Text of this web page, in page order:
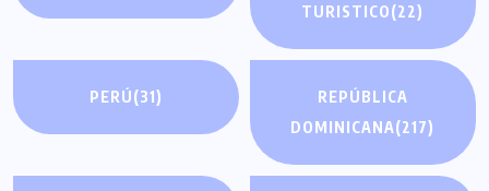
TURISTICO(22)
PERÚ(31)
REPÚBLICA
DOMINICANA(217)